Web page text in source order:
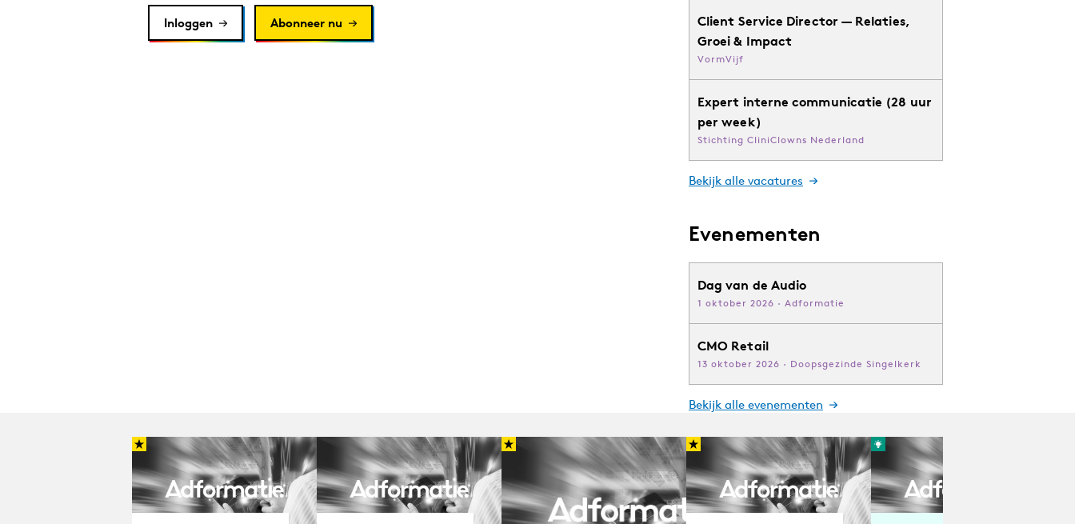
Inloggen Abonneer nu
Client Service Director — Relaties,
Groei & Impact
VormVijf
Expert interne communicatie (28 uur
per week)
Stichting CliniClowns Nederland
Bekijk alle vacatures
Evenementen
Dag van de Audio
1 oktober 2026 · Adformatie
CMO Retail
13 oktober 2026 · Doopsgezinde Singelkerk
Bekijk alle evenementen